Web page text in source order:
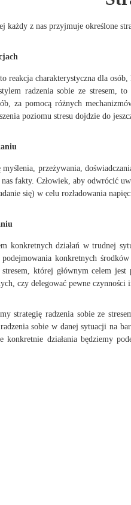
każdy z nas przyjmuje określone
reakcja charakterystyczna dla
radzenia sobie ze stresem,
za pomocą różnych
poziomu stresu dojdzie do
myślenia, przeżywania,
fakty. Człowiek, aby odwrócić
się) w celu rozładowania
konkretnych działań w trudnej
konkretnych
której głównym celem
czy delegować pewne czynności
strategię radzenia sobie ze
sobie w danej sytuacji na
konkretnie działania będziemy